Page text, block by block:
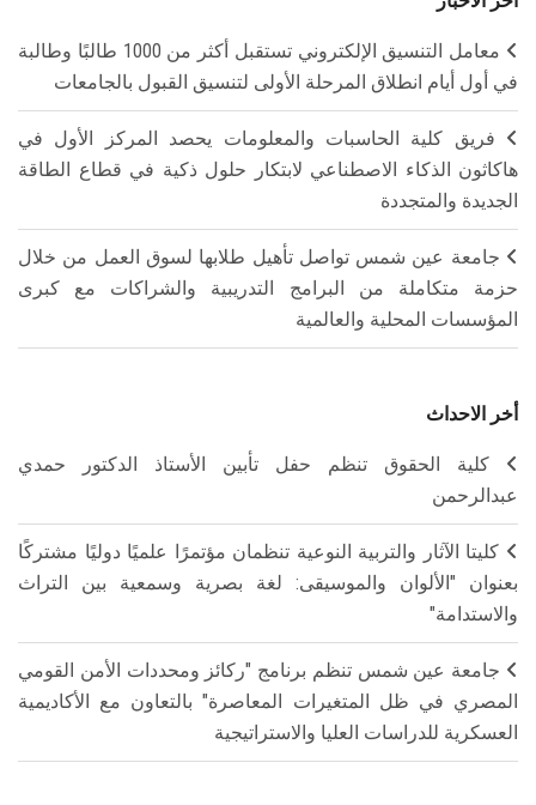
معامل التنسيق الإلكتروني تستقبل أكثر من 1000 طالبًا وطالبة
في أول أيام انطلاق المرحلة الأولى لتنسيق القبول بالجامعات
فريق كلية الحاسبات والمعلومات يحصد المركز الأول في
هاكاثون الذكاء الاصطناعي لابتكار حلول ذكية في قطاع الطاقة
الجديدة والمتجددة
جامعة عين شمس تواصل تأهيل طلابها لسوق العمل من خلال
حزمة متكاملة من البرامج التدريبية والشراكات مع كبرى
المؤسسات المحلية والعالمية
أخر الاحداث
كلية الحقوق تنظم حفل تأبين الأستاذ الدكتور حمدي
عبدالرحمن
كليتا الآثار والتربية النوعية تنظمان مؤتمرًا علميًا دوليًا مشتركًا
بعنوان "الألوان والموسيقى: لغة بصرية وسمعية بين التراث
والاستدامة"
جامعة عين شمس تنظم برنامج "ركائز ومحددات الأمن القومي
المصري في ظل المتغيرات المعاصرة" بالتعاون مع الأكاديمية
العسكرية للدراسات العليا والاستراتيجية